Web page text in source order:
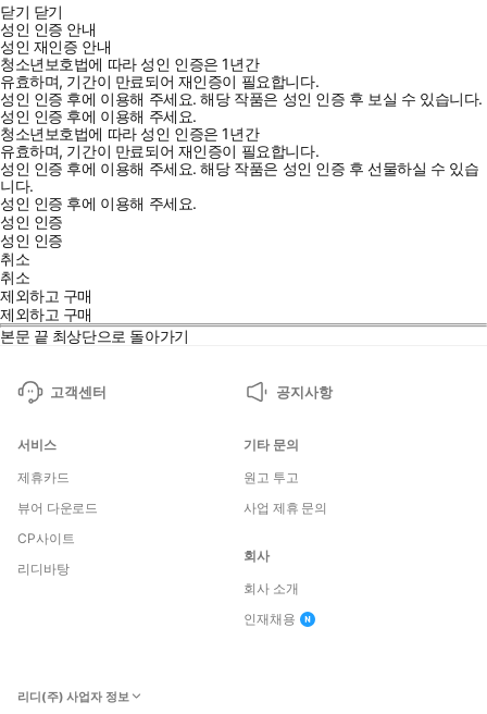
닫기 닫기
성인 인증 안내
성인 재인증 안내
청소년보호법에 따라 성인 인증은 1년간
유효하며, 기간이 만료되어 재인증이 필요합니다.
성인 인증 후에 이용해 주세요.해당 작품은 성인 인증 후 보실 수 있습니다.
성인 인증 후에 이용해 주세요.
청소년보호법에 따라 성인 인증은 1년간
유효하며, 기간이 만료되어 재인증이 필요합니다.
성인 인증 후에 이용해 주세요.해당 작품은 성인 인증 후 선물하실 수 있습
니다.
성인 인증 후에 이용해 주세요.
성인 인증
성인 인증
취소
취소
제외하고 구매
제외하고 구매
본문 끝 최상단으로 돌아가기
고객센터 공지사항
서비스
제휴카드
뷰어 다운로드
CP사이트
리디바탕
기타 문의
원고 투고
사업 제휴 문의
회사
회사 소개
인재채용
리디(주) 사업자 정보